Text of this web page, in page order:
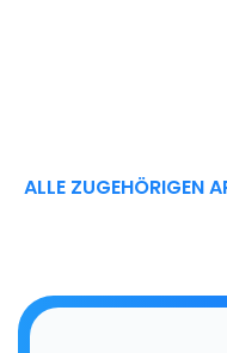
ALLE ZUGEHÖRIGEN